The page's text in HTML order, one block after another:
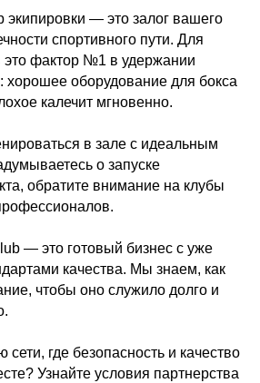
— это залог вашего
спортивного пути. Для
это фактор №1 в удержании
хорошее оборудование для бокса
калечит мгновенно.
в зале с идеальным
о запуске
обратите внимание на клубы
— это готовый бизнес с уже
качества. Мы знаем, как
чтобы оно служило долго и
сети, где безопасность и качество
Узнайте условия партнерства